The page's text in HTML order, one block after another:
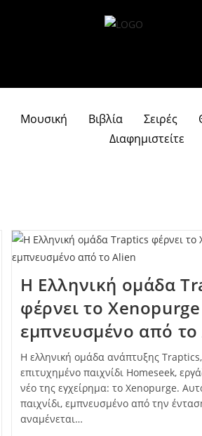
Μουσική Βιβλία Σειρές
Διαφημιστείτε
Η Ελληνική ομάδα
φέρνει το Xenopurge
εμπνευσμένο από
Η ελληνική ομάδα ανάπτυξης
επιτυχημένο παιχνίδι Homeseek,
νέο της εγχείρημα: το Xenopurge.
παιχνίδι, εμπνευσμένο από την
αναμένεται…